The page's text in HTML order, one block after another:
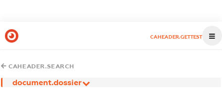
CAHEADER.GETTEST
CAHEADER.SEARCH
document.dossier